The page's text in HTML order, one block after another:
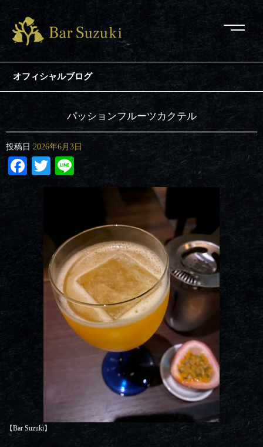
オフィシャルブログ
パッションフルーツカクテル
投稿日 2026年6月3日
Facebook
Twitter
Line
【Bar Suzuki】